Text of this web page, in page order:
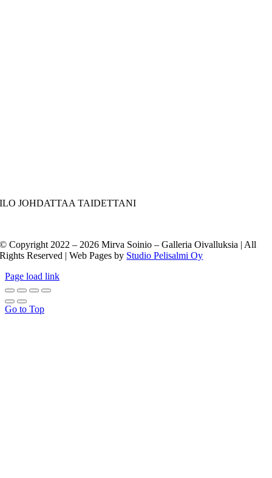
ILO JOHDATTAA TAIDETTANI
© Copyright 2022 – 2026 Mirva Soinio – Galleria Oivalluksia | All
Rights Reserved | Web Pages by Studio Pelisalmi Oy
Page load link
Go to Top